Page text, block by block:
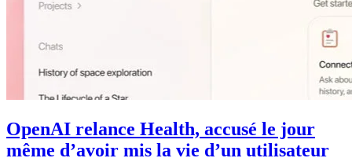
OpenAI relance Health, accusé le jour
même d’avoir mis la vie d’un utilisateur